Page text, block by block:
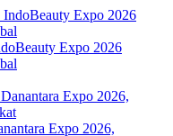
Expo 2026
Expo 2026,